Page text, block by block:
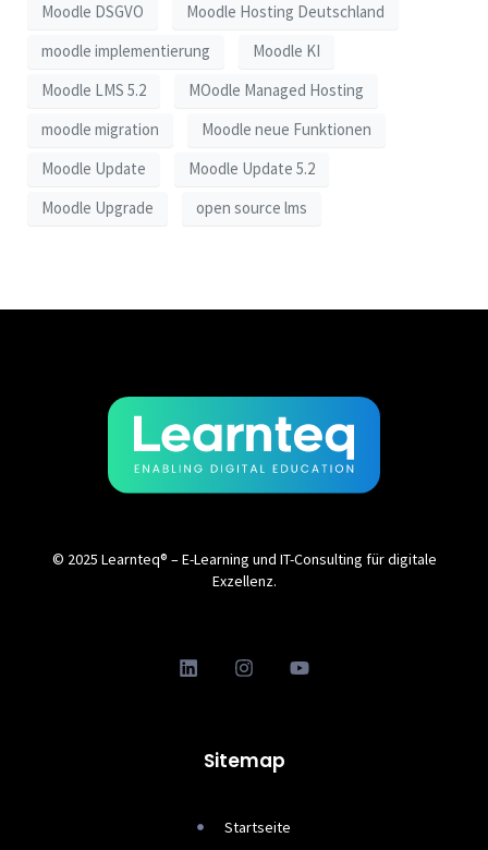
Moodle DSGVO
Moodle Hosting Deutschland
moodle implementierung
Moodle KI
Moodle LMS 5.2
MOodle Managed Hosting
moodle migration
Moodle neue Funktionen
Moodle Update
Moodle Update 5.2
Moodle Upgrade
open source lms
© 2025 Learnteq® – E-Learning und IT-Consulting für digitale
Exzellenz.
Sitemap
Startseite